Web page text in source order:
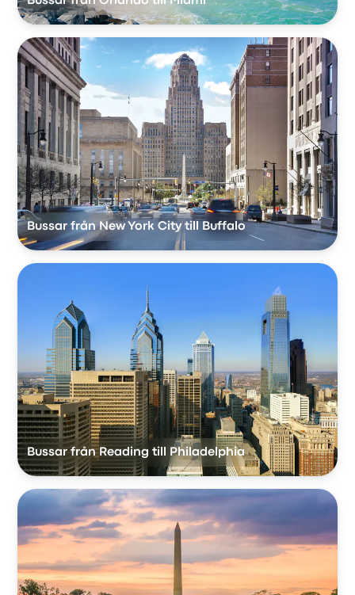
Bussar från New York City till Buffalo
Bussar från Reading till Philadelphia